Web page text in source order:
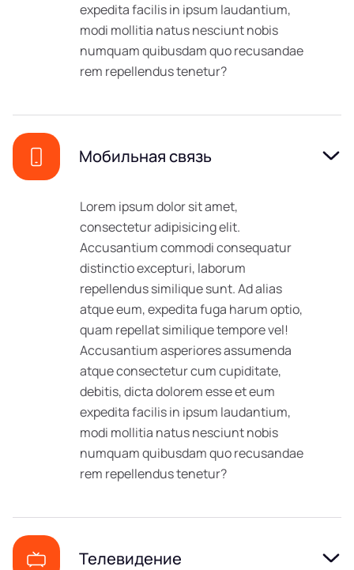
expedita facilis in ipsum laudantium,
modi mollitia natus nesciunt nobis
numquam quibusdam quo recusandae
rem repellendus tenetur?
Мобильная связь
Lorem ipsum dolor sit amet,
consectetur adipisicing elit.
Accusantium commodi consequatur
distinctio excepturi, laborum
repellendus similique sunt. Ad alias
atque eum, expedita fuga harum optio,
quam repellat similique tempore vel!
Accusantium asperiores assumenda
atque consectetur cum cupiditate,
debitis, dicta dolorem esse et eum
expedita facilis in ipsum laudantium,
modi mollitia natus nesciunt nobis
numquam quibusdam quo recusandae
rem repellendus tenetur?
Телевидение